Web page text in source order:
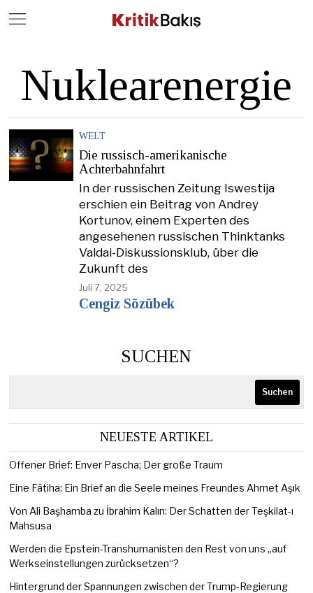
Nuklearenergie
WELT
Die russisch-amerikanische
Achterbahnfahrt
In der russischen Zeitung Iswestija
erschien ein Beitrag von Andrey
Kortunov, einem Experten des
angesehenen russischen Thinktanks
Valdai-Diskussionsklub, über die
Zukunft des
Juli 7, 2025
Cengiz Sözübek
SUCHEN
Suchen
NEUESTE ARTIKEL
Offener Brief: Enver Pascha; Der große Traum
Eine Fātiha: Ein Brief an die Seele meines Freundes Ahmet Aşık
Von Ali Başhamba zu İbrahim Kalın: Der Schatten der Teşkilat-ı
Mahsusa
Werden die Epstein-Transhumanisten den Rest von uns „auf
Werkseinstellungen zurücksetzen“?
Hintergrund der Spannungen zwischen der Trump-Regierung